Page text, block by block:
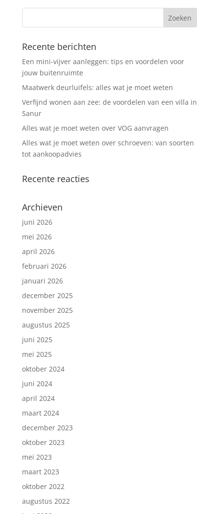
Recente berichten
Een mini-vijver aanleggen: tips en voordelen voor
jouw buitenruimte
Maatwerk deurluifels: alles wat je moet weten
Verfijnd wonen aan zee: de voordelen van een villa in
Sanur
Alles wat je moet weten over VOG aanvragen
Alles wat je moet weten over schroeven: van soorten
tot aankoopadvies
Recente reacties
Archieven
juni 2026
mei 2026
april 2026
februari 2026
januari 2026
december 2025
november 2025
augustus 2025
juni 2025
mei 2025
oktober 2024
juni 2024
april 2024
maart 2024
december 2023
oktober 2023
mei 2023
maart 2023
oktober 2022
augustus 2022